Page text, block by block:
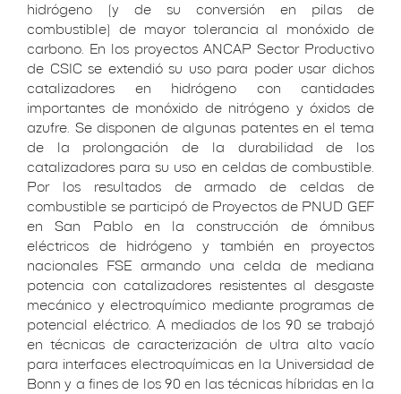
hidrógeno (y de su conversión en pilas de
combustible) de mayor tolerancia al monóxido de
carbono. En los proyectos ANCAP Sector Productivo
de CSIC se extendió su uso para poder usar dichos
catalizadores en hidrógeno con cantidades
importantes de monóxido de nitrógeno y óxidos de
azufre. Se disponen de algunas patentes en el tema
de la prolongación de la durabilidad de los
catalizadores para su uso en celdas de combustible.
Por los resultados de armado de celdas de
combustible se participó de Proyectos de PNUD GEF
en San Pablo en la construcción de ómnibus
eléctricos de hidrógeno y también en proyectos
nacionales FSE armando una celda de mediana
potencia con catalizadores resistentes al desgaste
mecánico y electroquímico mediante programas de
potencial eléctrico. A mediados de los 90 se trabajó
en técnicas de caracterización de ultra alto vacío
para interfaces electroquímicas en la Universidad de
Bonn y a fines de los 90 en las técnicas híbridas en la